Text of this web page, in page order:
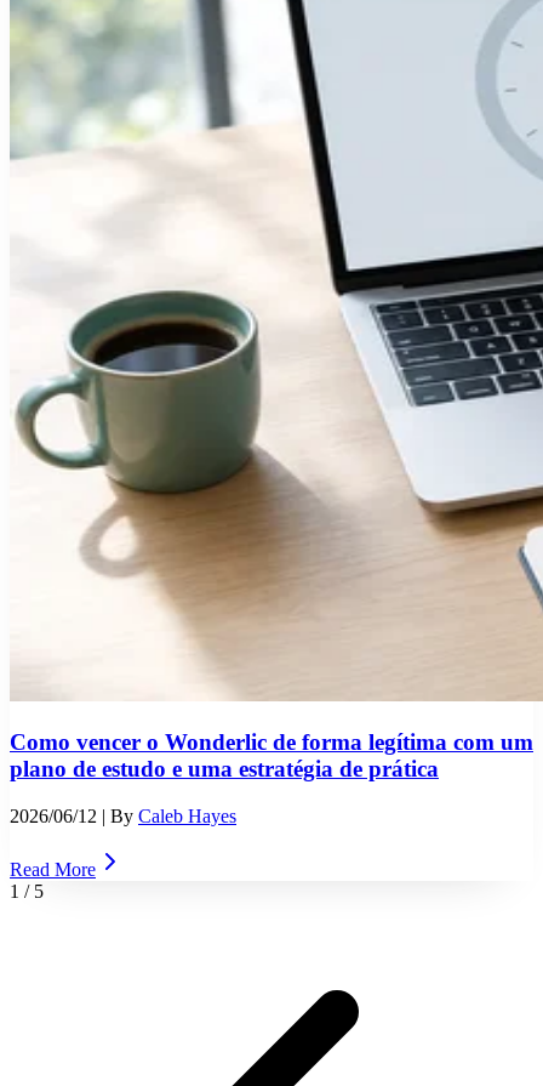
Como vencer o Wonderlic de forma legítima com um
plano de estudo e uma estratégia de prática
2026/06/12 | By Caleb Hayes
Read More
1 / 5